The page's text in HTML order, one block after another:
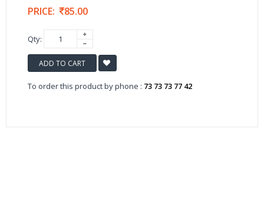
PRICE: 85.00
Qty:
ADD TO CART
To order this product by phone : 73 73 73 77 42